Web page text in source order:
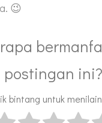
😉
postingan ini?
bintang untuk